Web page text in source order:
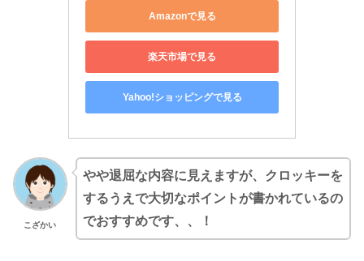
Amazonで見る
楽天市場で見る
Yahoo!ショッピングで見る
こざかい
やや退屈な内容に見えますが、クロッキーを
するうえで大切なポイントが書かれているの
でおすすめです、、！